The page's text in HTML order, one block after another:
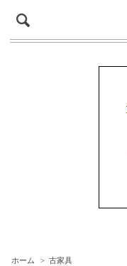
ホーム > 古家具